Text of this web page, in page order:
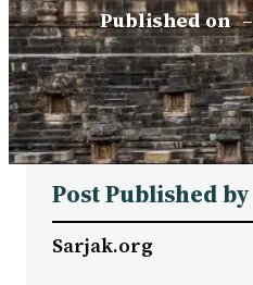
Published on –
Post Published by
Sarjak.org